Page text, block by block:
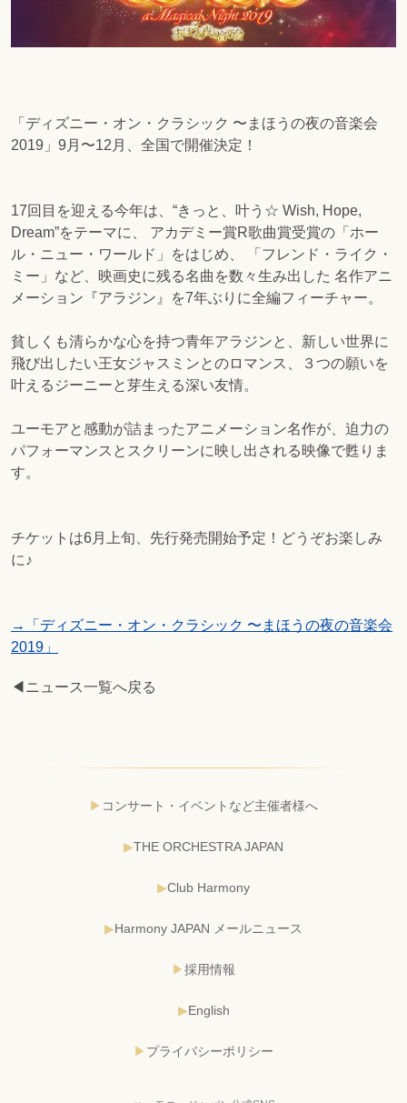
「ディズニー・オン・クラシック 〜まほうの夜の音楽会
2019」9月〜12月、全国で開催決定！
17回目を迎える今年は、“きっと、叶う☆ Wish, Hope,
Dream”をテーマに、 アカデミー賞R歌曲賞受賞の「ホー
ル・ニュー・ワールド」をはじめ、 「フレンド・ライク・
ミー」など、映画史に残る名曲を数々生み出した 名作アニ
メーション『アラジン』を7年ぶりに全編フィーチャー。
貧しくも清らかな心を持つ青年アラジンと、新しい世界に
飛び出したい王女ジャスミンとのロマンス、３つの願いを
叶えるジーニーと芽生える深い友情。
ユーモアと感動が詰まったアニメーション名作が、迫力の
パフォーマンスとスクリーンに映し出される映像で甦りま
す。
チケットは6月上旬、先行発売開始予定！どうぞお楽しみ
に♪
→「ディズニー・オン・クラシック 〜まほうの夜の音楽会
2019」
◀ニュース一覧へ戻る
コンサート・イベントなど主催者様へ
THE ORCHESTRA JAPAN
Club Harmony
Harmony JAPAN メールニュース
採用情報
English
プライバシーポリシー